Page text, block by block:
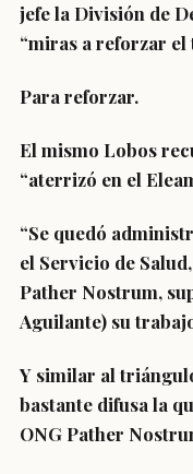
jefe la División de
“miras a reforzar
Para reforzar.
El mismo Lobos
“aterrizó en el
“Se quedó
el Servicio de
Pather Nostrum,
Aguilante) su
Y similar al
bastante difusa la
ONG Pather